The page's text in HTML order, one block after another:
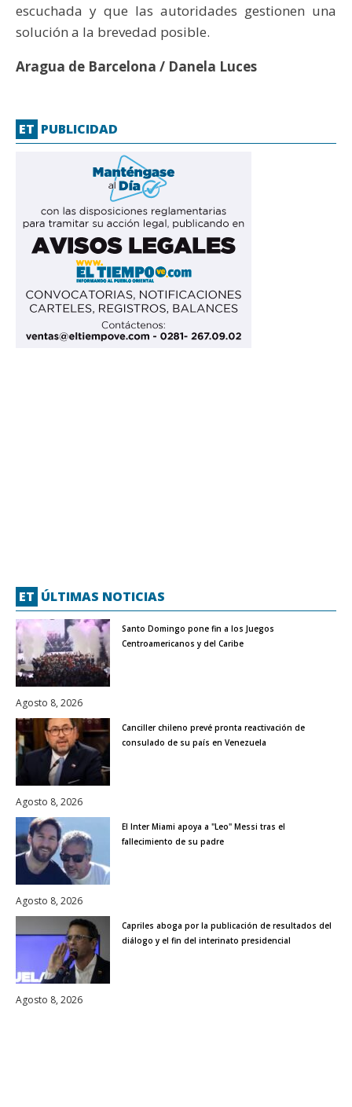
escuchada y que las autoridades gestionen una
solución a la brevedad posible.
Aragua de Barcelona / Danela Luces
ET PUBLICIDAD
ET ÚLTIMAS NOTICIAS
Santo Domingo pone fin a los Juegos
Centroamericanos y del Caribe
Agosto 8, 2026
Canciller chileno prevé pronta reactivación de
consulado de su país en Venezuela
Agosto 8, 2026
El Inter Miami apoya a "Leo" Messi tras el
fallecimiento de su padre
Agosto 8, 2026
Capriles aboga por la publicación de resultados del
diálogo y el fin del interinato presidencial
Agosto 8, 2026